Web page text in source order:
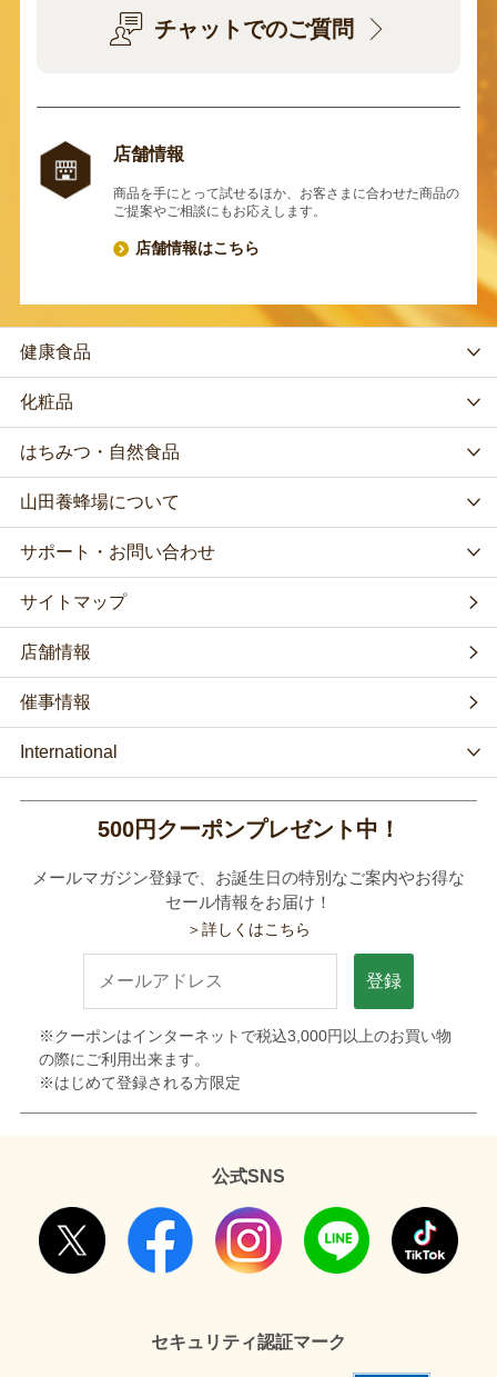
チャットでのご質問
店舗情報
商品を手にとって試せるほか、お客さまに合わせた商品の
ご提案やご相談にもお応えします。
店舗情報はこちら
健康食品
化粧品
はちみつ・自然食品
山田養蜂場について
サポート・お問い合わせ
サイトマップ
店舗情報
催事情報
International
500円クーポンプレゼント中！
メールマガジン登録で、お誕生日の特別なご案内やお得な
セール情報をお届け！
＞詳しくはこちら
登録
※クーポンはインターネットで税込3,000円以上のお買い物
の際にご利用出来ます。
※はじめて登録される方限定
公式SNS
セキュリティ認証マーク